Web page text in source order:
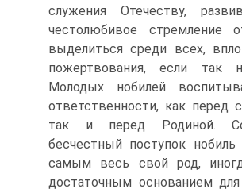
служения Отечеству,
честолюбивое стремление
выделиться среди всех,
пожертвования, если так
Молодых нобилей
ответственности, как перед
так и перед Родиной.
бесчестный поступок нобиль
самым весь свой род,
достаточным основанием